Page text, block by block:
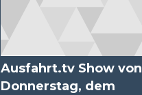
Ausfahrt.tv Show von
Donnerstag, dem